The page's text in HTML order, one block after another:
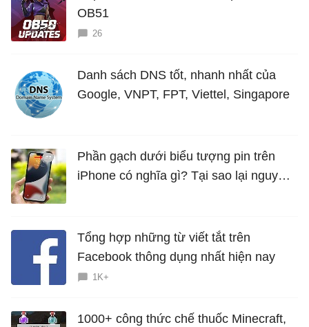
OB51
26
Danh sách DNS tốt, nhanh nhất của
Google, VNPT, FPT, Viettel, Singapore
Phần gạch dưới biểu tượng pin trên
iPhone có nghĩa gì? Tại sao lại nguy
Tổng hợp những từ viết tắt trên
Facebook thông dụng nhất hiện nay
1K+
1000+ công thức chế thuốc Minecraft,